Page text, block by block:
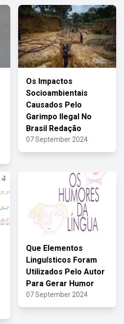
Os Impactos
Socioambientais
Causados Pelo
Garimpo Ilegal No
Brasil Redação
07 September 2024
Que Elementos
Linguísticos Foram
Utilizados Pelo Autor
Para Gerar Humor
07 September 2024